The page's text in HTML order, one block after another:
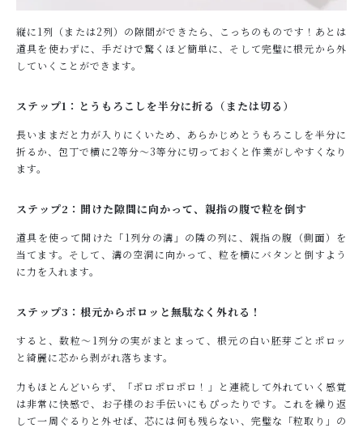
縦に1列（または2列）の隙間ができたら、こっちのものです！あとは
道具を使わずに、手だけで驚くほど簡単に、そして完璧に根元から外
していくことができます。
ステップ1：とうもろこしを半分に折る（または切る）
長いままだと力が入りにくいため、あらかじめとうもろこしを半分に
折るか、包丁で横に2等分～3等分に切っておくと作業がしやすくなり
ます。
ステップ2：開けた隙間に向かって、親指の腹で粒を倒す
道具を使って開けた「1列分の溝」の隣の列に、親指の腹（側面）を
当てます。そして、溝の空洞に向かって、粒を横にバタンと倒すよう
に力を入れます。
ステップ3：根元からポロッと無駄なく外れる！
すると、数粒～1列分の実がまとまって、根元の白い胚芽ごとポロッ
と綺麗に芯から剥がれ落ちます。
力もほとんどいらず、「ポロポロポロ！」と連続して外れていく感覚
は非常に快感で、お子様のお手伝いにもぴったりです。これを繰り返
して一周ぐるりと外せば、芯には何も残らない、完璧な「粒取り」の